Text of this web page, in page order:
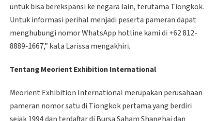
untuk bisa berekspansi ke negara lain, terutama Tiongkok.
Untuk informasi perihal menjadi peserta pameran dapat
menghubungi nomor WhatsApp hotline kami di +62 812-
8889-1667,” kata Larissa mengakhiri.
Tentang Meorient Exhibition International
Meorient Exhibition International merupakan perusahaan
pameran nomor satu di Tiongkok pertama yang berdiri